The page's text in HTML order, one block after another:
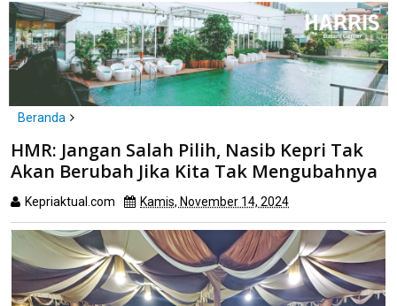
Beranda
HMR: Jangan Salah Pilih, Nasib Kepri Tak Akan Berubah Jika Kita
HMR: Jangan Salah Pilih, Nasib Kepri Tak
Akan Berubah Jika Kita Tak Mengubahnya
Kepriaktual.com Kamis, November 14, 2024